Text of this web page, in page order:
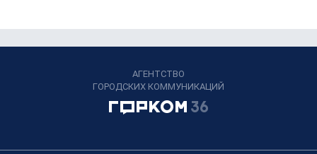
АГЕНТСТВО
ГОРОДСКИХ КОММУНИКАЦИЙ